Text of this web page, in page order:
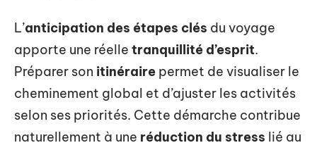
L’anticipation des étapes clés du voyage
apporte une réelle tranquillité d’esprit.
Préparer son itinéraire permet de visualiser le
cheminement global et d’ajuster les activités
selon ses priorités. Cette démarche contribue
naturellement à une réduction du stress lié au